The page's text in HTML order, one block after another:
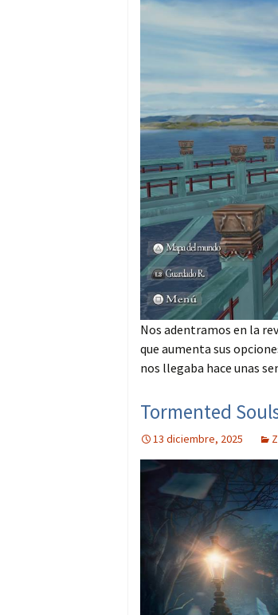
Nos adentramos en la
que aumenta sus
nos llegaba hace unas
Tormented
13 diciembre, 2025